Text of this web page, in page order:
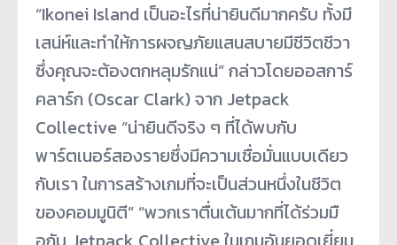
“Ikonei Island เป็นอะไรที่น่ายินดีมากครับ ทั้งมี
เสน่ห์และทำให้การผจญภัยแสนสบายมีชีวิตชีวา
ซึ่งคุณจะต้องตกหลุมรักแน่” กล่าวโดยออสการ์
คลาร์ก (Oscar Clark) จาก Jetpack
Collective “น่ายินดีจริง ๆ ที่ได้พบกับ
พาร์ตเนอร์สองรายซึ่งมีความเชื่อมั่นแบบเดียว
กับเรา ในการสร้างเกมที่จะเป็นส่วนหนึ่งในชีวิต
ของคอมมูนิตี” “พวกเราตื่นเต้นมากที่ได้ร่วมมื